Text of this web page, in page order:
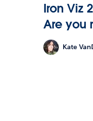
Iron Viz
Are you
Kate